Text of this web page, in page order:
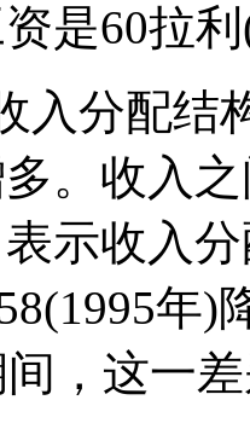
是60拉
入分配结
。收入
示收入
年)
间，这一